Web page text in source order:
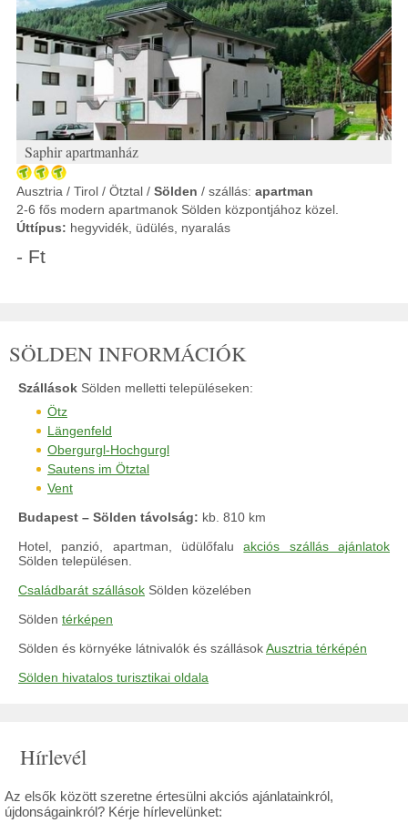
Saphir apartmanház
Ausztria / Tirol / Ötztal / Sölden / szállás: apartman
2-6 fős modern apartmanok Sölden központjához közel.
Úttípus: hegyvidék, üdülés, nyaralás
- Ft
SÖLDEN INFORMÁCIÓK
Szállások Sölden melletti településeken:
Ötz
Längenfeld
Obergurgl-Hochgurgl
Sautens im Ötztal
Vent
Budapest – Sölden távolság: kb. 810 km
Hotel, panzió, apartman, üdülőfaluakciós szállás ajánlatok
Sölden településen.
Családbarát szállások Sölden közelében
Sölden térképen
Sölden és környéke látnivalók és szállásokAusztria térképén
Sölden hivatalos turisztikai oldala
Hírlevél
Az elsők között szeretne értesülni akciós ajánlatainkról,
újdonságainkról? Kérje hírlevelünket: